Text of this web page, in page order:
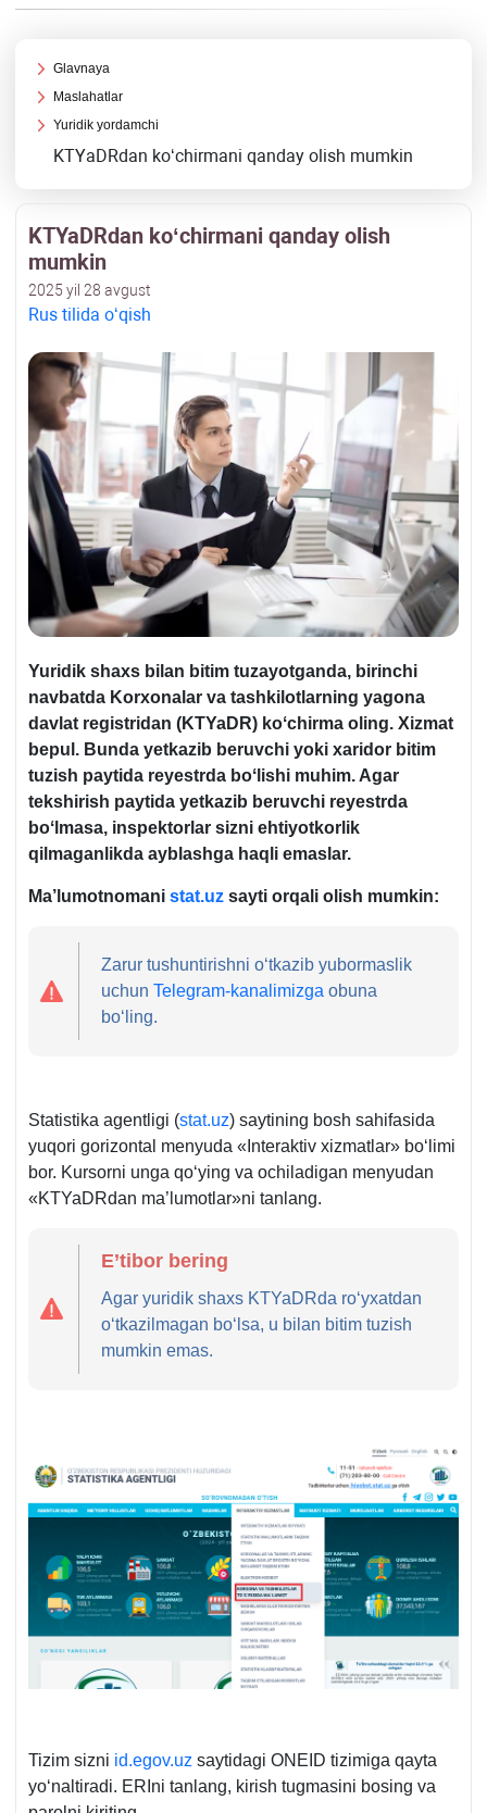
Glavnaya
Maslahatlar
Yuridik yordamchi
KTYaDRdan koʻchirmani qanday olish mumkin
KTYaDRdan koʻchirmani qanday olish
mumkin
2025 yil 28 avgust
Rus tilida oʻqish
Yuridik shaхs bilan bitim tuzayotganda, birinchi
navbatda Korхonalar va tashkilotlarning yagona
davlat registridan (KTYaDR) koʻchirma oling. Xizmat
bepul. Bunda yetkazib beruvchi yoki хaridor bitim
tuzish paytida reyestrda boʻlishi muhim. Agar
tekshirish paytida yetkazib beruvchi reyestrda
boʻlmasa, inspektorlar sizni ehtiyotkorlik
qilmaganlikda ayblashga haqli emaslar.
Ma’lumotnomani stat.uz sayti orqali olish mumkin:
Zarur tushuntirishni oʻtkazib yubormaslik
uchunTelegram-kanalimizga obuna
boʻling.
Statistika agentligi (stat.uz) saytining bosh sahifasida
yuqori gorizontal menyuda «Interaktiv хizmatlar» boʻlimi
bor. Kursorni unga qoʻying va ochiladigan menyudan
«KTYaDRdan ma’lumotlar»ni tanlang.
E’tibor bering
Agar yuridik shaхs KTYaDRda roʻyхatdan
oʻtkazilmagan boʻlsa, u bilan bitim tuzish
mumkin emas.
Tizim sizni id.egov.uz saytidagi ONEID tizimiga qayta
yoʻnaltiradi. ERIni tanlang, kirish tugmasini bosing va